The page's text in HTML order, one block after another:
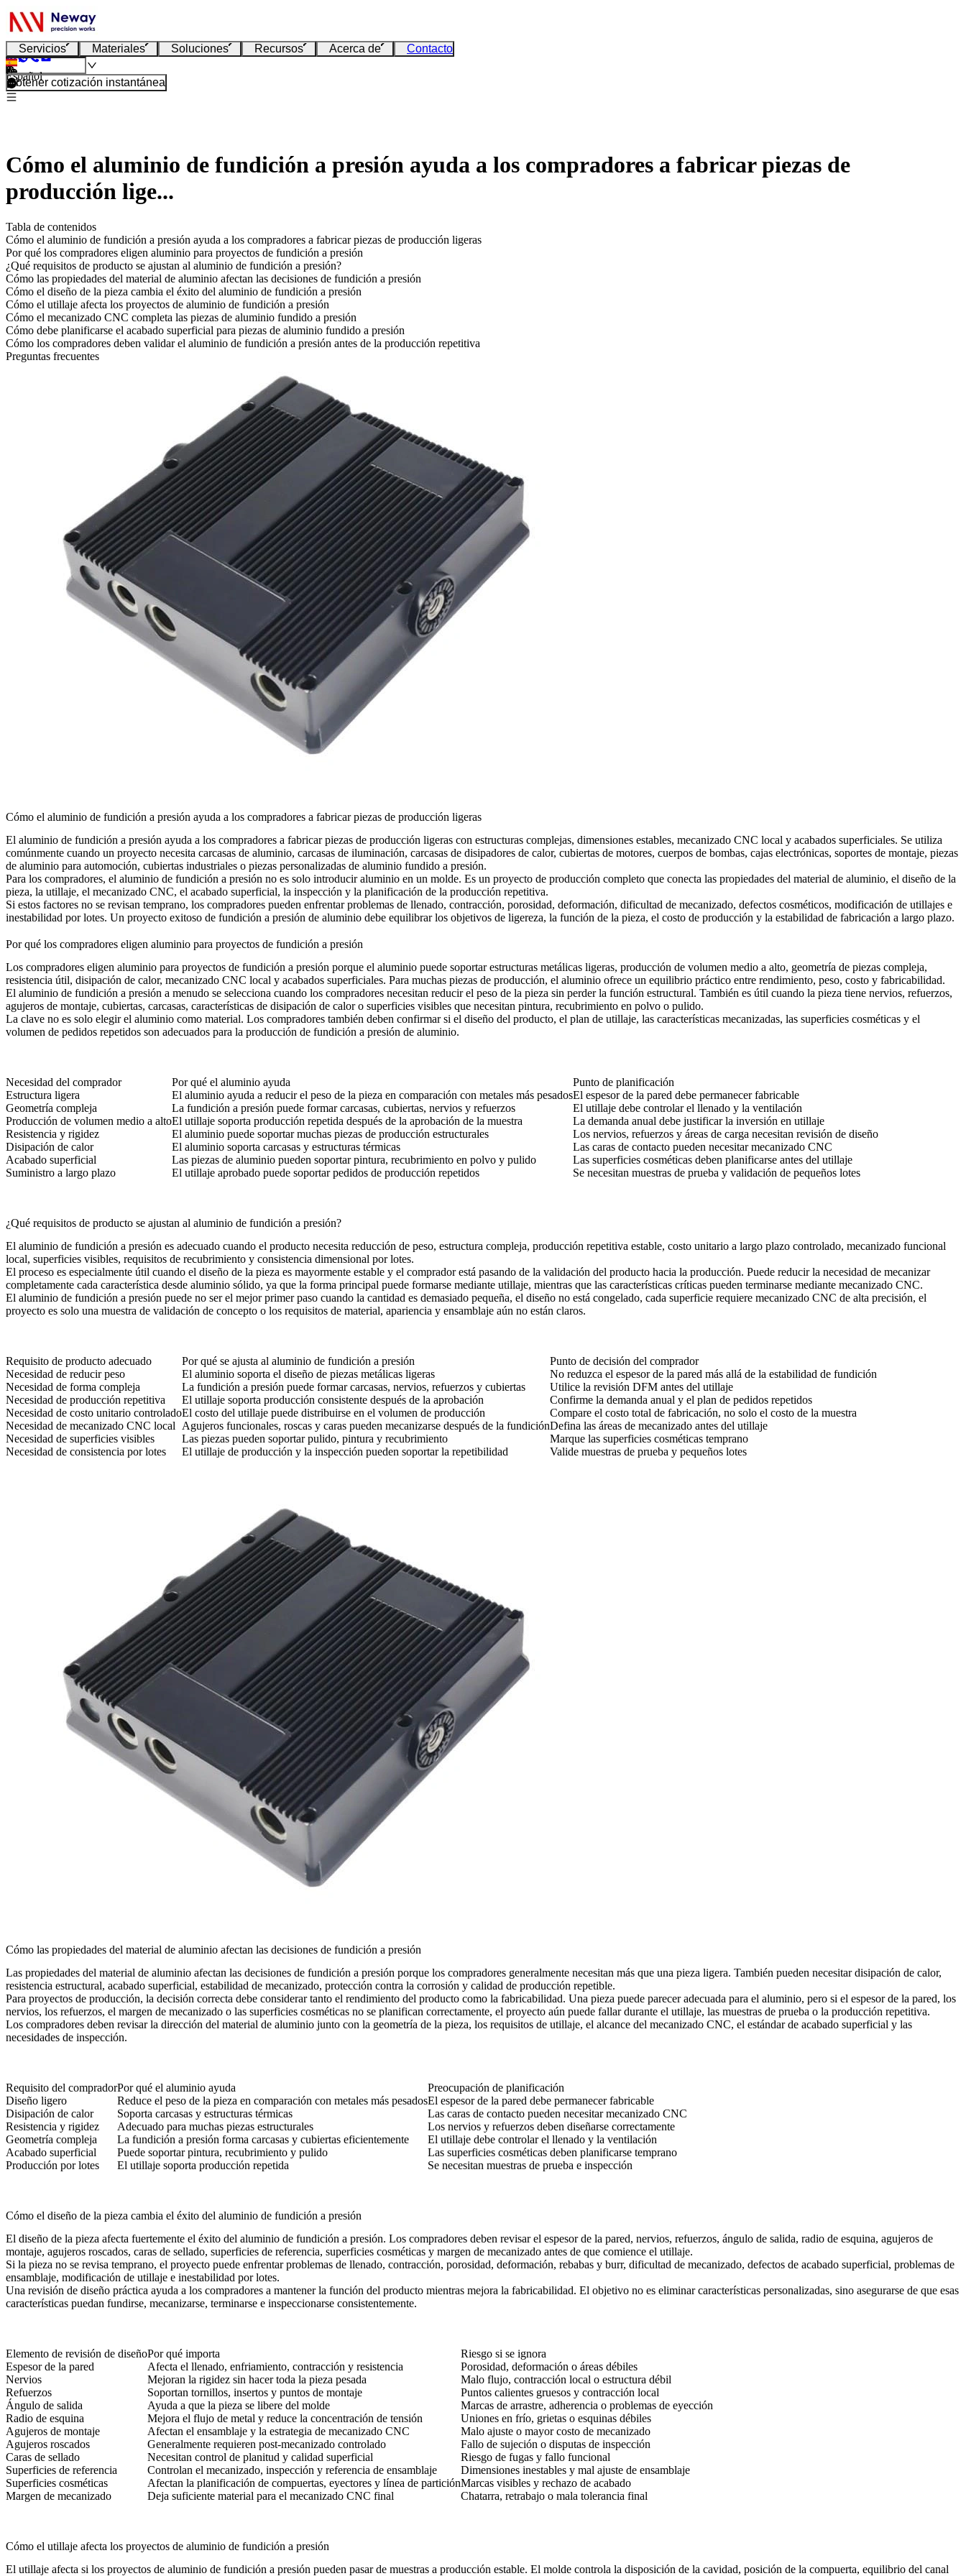
Servicios Materiales Soluciones Recursos Acerca de Contacto
Español
Obtener cotización instantánea
Cómo el aluminio de fundición a presión ayuda a los compradores a fabricar piezas de
producción lige...
Tabla de contenidos
Cómo el aluminio de fundición a presión ayuda a los compradores a fabricar piezas de producción ligeras
Por qué los compradores eligen aluminio para proyectos de fundición a presión
¿Qué requisitos de producto se ajustan al aluminio de fundición a presión?
Cómo las propiedades del material de aluminio afectan las decisiones de fundición a presión
Cómo el diseño de la pieza cambia el éxito del aluminio de fundición a presión
Cómo el utillaje afecta los proyectos de aluminio de fundición a presión
Cómo el mecanizado CNC completa las piezas de aluminio fundido a presión
Cómo debe planificarse el acabado superficial para piezas de aluminio fundido a presión
Cómo los compradores deben validar el aluminio de fundición a presión antes de la producción repetitiva
Preguntas frecuentes
Cómo el aluminio de fundición a presión ayuda a los compradores a fabricar piezas de producción ligeras
El aluminio de fundición a presión ayuda a los compradores a fabricar piezas de producción ligeras con estructuras complejas, dimensiones estables, mecanizado CNC local y acabados superficiales. Se utiliza
comúnmente cuando un proyecto necesita carcasas de aluminio, carcasas de iluminación, carcasas de disipadores de calor, cubiertas de motores, cuerpos de bombas, cajas electrónicas, soportes de montaje, piezas
de aluminio para automoción, cubiertas industriales o piezas personalizadas de aluminio fundido a presión.
Para los compradores, el aluminio de fundición a presión no es solo introducir aluminio en un molde. Es un proyecto de producción completo que conecta las propiedades del material de aluminio, el diseño de la
pieza, la utillaje, el mecanizado CNC, el acabado superficial, la inspección y la planificación de la producción repetitiva.
Si estos factores no se revisan temprano, los compradores pueden enfrentar problemas de llenado, contracción, porosidad, deformación, dificultad de mecanizado, defectos cosméticos, modificación de utillajes e
inestabilidad por lotes. Un proyecto exitoso de fundición a presión de aluminio debe equilibrar los objetivos de ligereza, la función de la pieza, el costo de producción y la estabilidad de fabricación a largo plazo.
Por qué los compradores eligen aluminio para proyectos de fundición a presión
Los compradores eligen aluminio para proyectos de fundición a presión porque el aluminio puede soportar estructuras metálicas ligeras, producción de volumen medio a alto, geometría de piezas compleja,
resistencia útil, disipación de calor, mecanizado CNC local y acabados superficiales. Para muchas piezas de producción, el aluminio ofrece un equilibrio práctico entre rendimiento, peso, costo y fabricabilidad.
El aluminio de fundición a presión a menudo se selecciona cuando los compradores necesitan reducir el peso de la pieza sin perder la función estructural. También es útil cuando la pieza tiene nervios, refuerzos,
agujeros de montaje, cubiertas, carcasas, características de disipación de calor o superficies visibles que necesitan pintura, recubrimiento en polvo o pulido.
La clave no es solo elegir el aluminio como material. Los compradores también deben confirmar si el diseño del producto, el plan de utillaje, las características mecanizadas, las superficies cosméticas y el
volumen de pedidos repetidos son adecuados para la producción de fundición a presión de aluminio.
Necesidad del comprador Por qué el aluminio ayuda
Punto de planificación
Estructura ligera
El aluminio ayuda a reducir el peso de la pieza en comparación con metales más pesadosEl espesor de la pared debe permanecer fabricable
Geometría compleja
La fundición a presión puede formar carcasas, cubiertas, nervios y refuerzos
El utillaje debe controlar el llenado y la ventilación
Producción de volumen medio a altoEl utillaje soporta producción repetida después de la aprobación de la muestra
La demanda anual debe justificar la inversión en utillaje
Resistencia y rigidez
El aluminio puede soportar muchas piezas de producción estructurales
Los nervios, refuerzos y áreas de carga necesitan revisión de diseño
Disipación de calor
El aluminio soporta carcasas y estructuras térmicas
Las caras de contacto pueden necesitar mecanizado CNC
Acabado superficial
Las piezas de aluminio pueden soportar pintura, recubrimiento en polvo y pulido
Las superficies cosméticas deben planificarse antes del utillaje
Suministro a largo plazo
El utillaje aprobado puede soportar pedidos de producción repetidos Se necesitan muestras de prueba y validación de pequeños lotes
¿Qué requisitos de producto se ajustan al aluminio de fundición a presión?
El aluminio de fundición a presión es adecuado cuando el producto necesita reducción de peso, estructura compleja, producción repetitiva estable, costo unitario a largo plazo controlado, mecanizado funcional
local, superficies visibles, requisitos de recubrimiento y consistencia dimensional por lotes.
El proceso es especialmente útil cuando el diseño de la pieza es mayormente estable y el comprador está pasando de la validación del producto hacia la producción. Puede reducir la necesidad de mecanizar
completamente cada característica desde aluminio sólido, ya que la forma principal puede formarse mediante utillaje, mientras que las características críticas pueden terminarse mediante mecanizado CNC.
El aluminio de fundición a presión puede no ser el mejor primer paso cuando la cantidad es demasiado pequeña, el diseño no está congelado, cada superficie requiere mecanizado CNC de alta precisión, el
proyecto es solo una muestra de validación de concepto o los requisitos de material, apariencia y ensamblaje aún no están claros.
Requisito de producto adecuado Por qué se ajusta al aluminio de fundición a presión
Punto de decisión del comprador
Necesidad de reducir peso
El aluminio soporta el diseño de piezas metálicas ligeras
No reduzca el espesor de la pared más allá de la estabilidad de fundición
Necesidad de forma compleja
La fundición a presión puede formar carcasas, nervios, refuerzos y cubiertas
Utilice la revisión DFM antes del utillaje
Necesidad de producción repetitiva
El utillaje soporta producción consistente después de la aprobación
Confirme la demanda anual y el plan de pedidos repetidos
Necesidad de costo unitario controladoEl costo del utillaje puede distribuirse en el volumen de producción
Compare el costo total de fabricación, no solo el costo de la muestra
Necesidad de mecanizado CNC local
Agujeros funcionales, roscas y caras pueden mecanizarse después de la fundiciónDefina las áreas de mecanizado antes del utillaje
Necesidad de superficies visibles
Las piezas pueden soportar pulido, pintura y recubrimiento
Marque las superficies cosméticas temprano
Necesidad de consistencia por lotes
El utillaje de producción y la inspección pueden soportar la repetibilidad Valide muestras de prueba y pequeños lotes
Cómo las propiedades del material de aluminio afectan las decisiones de fundición a presión
Las propiedades del material de aluminio afectan las decisiones de fundición a presión porque los compradores generalmente necesitan más que una pieza ligera. También pueden necesitar disipación de calor,
resistencia estructural, acabado superficial, estabilidad de mecanizado, protección contra la corrosión y calidad de producción repetible.
Para proyectos de producción, la decisión correcta debe considerar tanto el rendimiento del producto como la fabricabilidad. Una pieza puede parecer adecuada para el aluminio, pero si el espesor de la pared, los
nervios, los refuerzos, el margen de mecanizado o las superficies cosméticas no se planifican correctamente, el proyecto aún puede fallar durante el utillaje, las muestras de prueba o la producción repetitiva.
Los compradores deben revisar la dirección del material de aluminio junto con la geometría de la pieza, los requisitos de utillaje, el alcance del mecanizado CNC, el estándar de acabado superficial y las
necesidades de inspección.
Requisito del compradorPor qué el aluminio ayuda
Preocupación de planificación
Diseño ligero
Reduce el peso de la pieza en comparación con metales más pesadosEl espesor de la pared debe permanecer fabricable
Disipación de calor
Soporta carcasas y estructuras térmicas
Las caras de contacto pueden necesitar mecanizado CNC
Resistencia y rigidez
Adecuado para muchas piezas estructurales
Los nervios y refuerzos deben diseñarse correctamente
Geometría compleja
La fundición a presión forma carcasas y cubiertas eficientemente
El utillaje debe controlar el llenado y la ventilación
Acabado superficial
Puede soportar pintura, recubrimiento y pulido
Las superficies cosméticas deben planificarse temprano
Producción por lotes
El utillaje soporta producción repetida Se necesitan muestras de prueba e inspección
Cómo el diseño de la pieza cambia el éxito del aluminio de fundición a presión
El diseño de la pieza afecta fuertemente el éxito del aluminio de fundición a presión. Los compradores deben revisar el espesor de la pared, nervios, refuerzos, ángulo de salida, radio de esquina, agujeros de
montaje, agujeros roscados, caras de sellado, superficies de referencia, superficies cosméticas y margen de mecanizado antes de que comience el utillaje.
Si la pieza no se revisa temprano, el proyecto puede enfrentar problemas de llenado, contracción, porosidad, deformación, rebabas y burr, dificultad de mecanizado, defectos de acabado superficial, problemas de
ensamblaje, modificación de utillaje e inestabilidad por lotes.
Una revisión de diseño práctica ayuda a los compradores a mantener la función del producto mientras mejora la fabricabilidad. El objetivo no es eliminar características personalizadas, sino asegurarse de que esas
características puedan fundirse, mecanizarse, terminarse e inspeccionarse consistentemente.
Elemento de revisión de diseñoPor qué importa
Riesgo si se ignora
Espesor de la pared
Afecta el llenado, enfriamiento, contracción y resistencia
Porosidad, deformación o áreas débiles
Nervios
Mejoran la rigidez sin hacer toda la pieza pesada
Malo flujo, contracción local o estructura débil
Refuerzos
Soportan tornillos, insertos y puntos de montaje
Puntos calientes gruesos y contracción local
Ángulo de salida
Ayuda a que la pieza se libere del molde
Marcas de arrastre, adherencia o problemas de eyección
Radio de esquina
Mejora el flujo de metal y reduce la concentración de tensión
Uniones en frío, grietas o esquinas débiles
Agujeros de montaje
Afectan el ensamblaje y la estrategia de mecanizado CNC
Malo ajuste o mayor costo de mecanizado
Agujeros roscados
Generalmente requieren post-mecanizado controlado
Fallo de sujeción o disputas de inspección
Caras de sellado
Necesitan control de planitud y calidad superficial
Riesgo de fugas y fallo funcional
Superficies de referencia
Controlan el mecanizado, inspección y referencia de ensamblaje
Dimensiones inestables y mal ajuste de ensamblaje
Superficies cosméticas
Afectan la planificación de compuertas, eyectores y línea de particiónMarcas visibles y rechazo de acabado
Margen de mecanizado
Deja suficiente material para el mecanizado CNC final Chatarra, retrabajo o mala tolerancia final
Cómo el utillaje afecta los proyectos de aluminio de fundición a presión
El utillaje afecta si los proyectos de aluminio de fundición a presión pueden pasar de muestras a producción estable. El molde controla la disposición de la cavidad, posición de la compuerta, equilibrio del canal